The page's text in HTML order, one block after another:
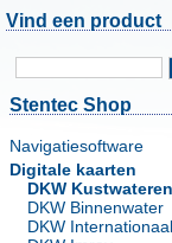
Vind een product
Stentec Shop
Navigatiesoftware
Digitale kaarten
DKW
DKW Binnenwater
DKW Internationaal